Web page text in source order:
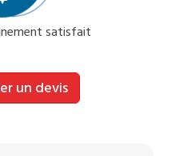
satisfait
un devis